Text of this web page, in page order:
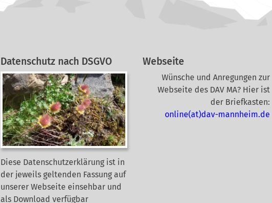
Datenschutz nach DSGVO
Diese Datenschutzerklärung ist in
der jeweils geltenden Fassung auf
unserer Webseite einsehbar und
als Download verfügbar
Webseite
Wünsche und Anregungen zur
Webseite des DAV MA? Hier ist
der Briefkasten:
online(at)dav-mannheim.de